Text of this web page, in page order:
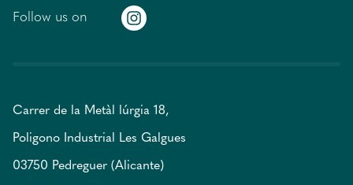
Follow us on
Carrer de la Metàl lúrgia 18,
Poligono Industrial Les Galgues
03750 Pedreguer (Alicante)